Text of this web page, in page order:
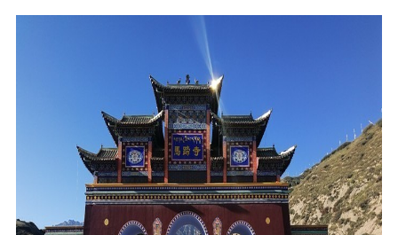
出行装备（既保暖又不失美感）
1、西北为大陆性气候，昼夜温差大，早上和晚上需要穿戴冲锋